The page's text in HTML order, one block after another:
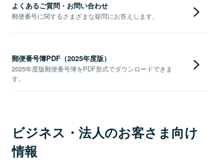
よくあるご質問・お問い合わせ
郵便番号に関するさまざまな疑問にお答えします。
郵便番号簿PDF（2025年度版）
2025年度版郵便番号簿をPDF形式でダウンロードできま
す。
ビジネス・法人のお客さま向け
情報